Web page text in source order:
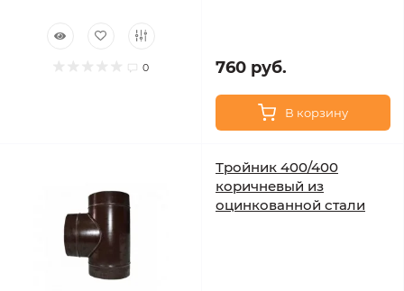
0 760 руб.
В корзину
Тройник 400/400
коричневый из
оцинкованной стали